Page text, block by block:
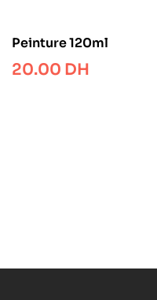
Peinture 120ml
20.00 DH